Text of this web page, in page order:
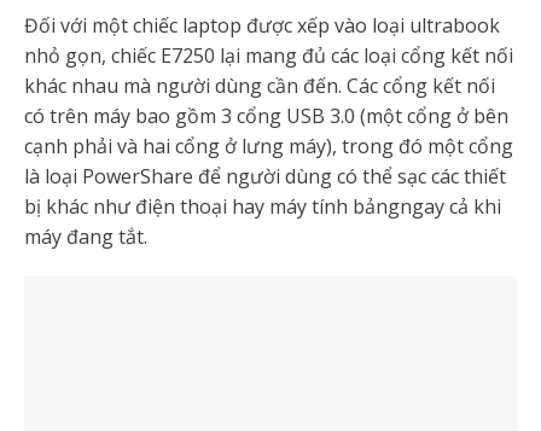
Đối với một chiếc laptop được xếp vào loại ultrabook
nhỏ gọn, chiếc E7250 lại mang đủ các loại cổng kết nối
khác nhau mà người dùng cần đến. Các cổng kết nối
có trên máy bao gồm 3 cổng USB 3.0 (một cổng ở bên
cạnh phải và hai cổng ở lưng máy), trong đó một cổng
là loại PowerShare để người dùng có thể sạc các thiết
bị khác như điện thoại hay máy tính bảngngay cả khi
máy đang tắt.